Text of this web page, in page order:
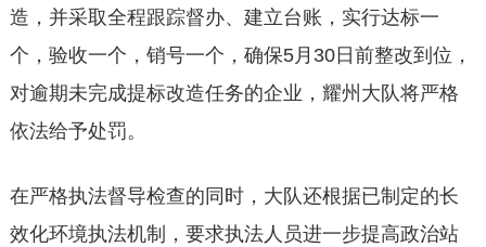
造，并采取全程跟踪督办、建立台账，实行达标一
个，验收一个，销号一个，确保5月30日前整改到位，
对逾期未完成提标改造任务的企业，耀州大队将严格
依法给予处罚。
在严格执法督导检查的同时，大队还根据已制定的长
效化环境执法机制，要求执法人员进一步提高政治站